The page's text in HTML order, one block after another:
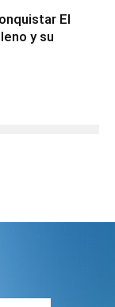
El
y su